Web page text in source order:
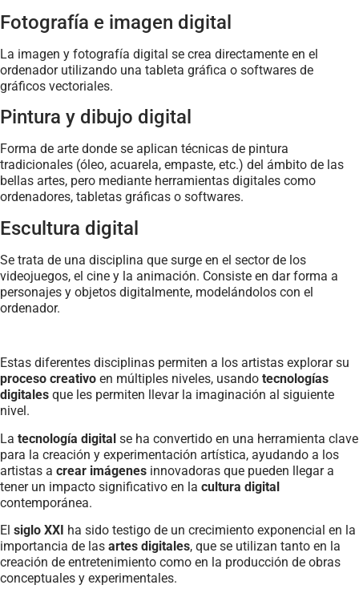
Fotografía e imagen digital
La imagen y fotografía digital se crea directamente en el
ordenador utilizando una tableta gráfica o softwares de
gráficos vectoriales.
Pintura y dibujo digital
Forma de arte donde se aplican técnicas de pintura
tradicionales (óleo, acuarela, empaste, etc.) del ámbito de las
bellas artes, pero mediante herramientas digitales como
ordenadores, tabletas gráficas o softwares.
Escultura digital
Se trata de una disciplina que surge en el sector de los
videojuegos, el cine y la animación. Consiste en dar forma a
personajes y objetos digitalmente, modelándolos con el
ordenador.
Estas diferentes disciplinas permiten a los artistas explorar su
proceso creativo en múltiples niveles, usando tecnologías
digitales que les permiten llevar la imaginación al siguiente
nivel.
La tecnología digital se ha convertido en una herramienta clave
para la creación y experimentación artística, ayudando a los
artistas a crear imágenes innovadoras que pueden llegar a
tener un impacto significativo en la cultura digital
contemporánea.
El siglo XXI ha sido testigo de un crecimiento exponencial en la
importancia de las artes digitales, que se utilizan tanto en la
creación de entretenimiento como en la producción de obras
conceptuales y experimentales.